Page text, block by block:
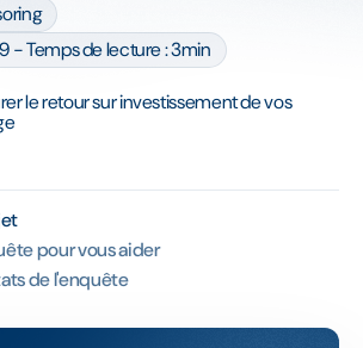
- Temps de lecture : 3min
pour vous aider
de l'enquête